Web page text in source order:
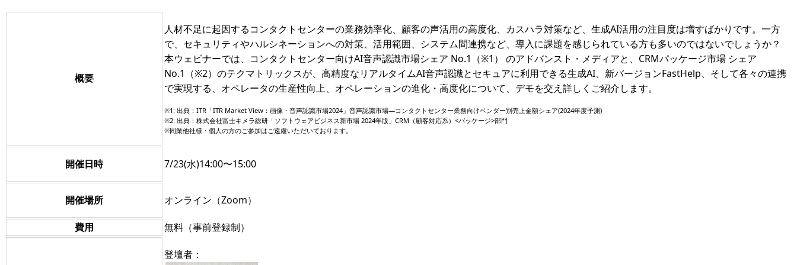
概要
人材不足に起因するコンタクトセンターの業務効率化、顧客の声活用の高度化、カスハラ対策など、生成AI活用の注目度は増すばかりです。一方
で、セキュリティやハルシネーションへの対策、活用範囲、システム間連携など、導入に課題を感じられている方も多いのではないでしょうか？
本ウェビナーでは、コンタクトセンター向けAI音声認識市場シェア No.1（※1） のアドバンスト・メディアと、CRMパッケージ市場 シェア
No.1（※2）のテクマトリックスが、高精度なリアルタイムAI音声認識とセキュアに利用できる生成AI、新バージョンFastHelp、そして各々の連携
で実現する、オペレータの生産性向上、オペレーションの進化・高度化について、デモを交え詳しくご紹介します。
※1: 出典：ITR「ITR Market View：画像・音声認識市場2024」音声認識市場—コンタクトセンター業務向けベンダー別売上金額シェア(2024年度予測)
※2: 出典：株式会社富士キメラ総研「ソフトウェアビジネス新市場 2024年版」CRM（顧客対応系）<パッケージ>部門
※同業他社様・個人の方のご参加はご遠慮いただいております。
開催日時 7/23(水)14:00〜15:00
開催場所 オンライン（Zoom）
費用 無料（事前登録制）
登壇者：